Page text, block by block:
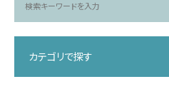
カテゴリで探す